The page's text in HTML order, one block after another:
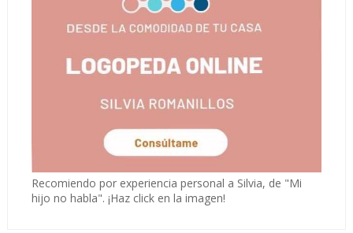
Recomiendo por experiencia personal a Silvia, de "Mi
hijo no habla". ¡Haz click en la imagen!